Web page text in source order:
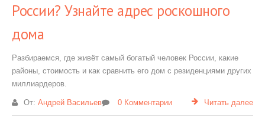
России? Узнайте адрес роскошного
дома
Разбираемся, где живёт самый богатый человек России, какие
районы, стоимость и как сравнить его дом с резиденциями других
миллиардеров.
От: Андрей Васильев 0 Комментарии Читать далее